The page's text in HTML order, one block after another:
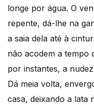
longe por água. O
repente, dá-lhe na
a saia dela até à
não acodem a tempo
por instantes, a
Dá meia volta,
casa, deixando a lata